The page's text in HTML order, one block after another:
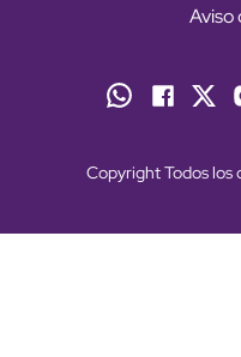
Aviso
Copyright Todos